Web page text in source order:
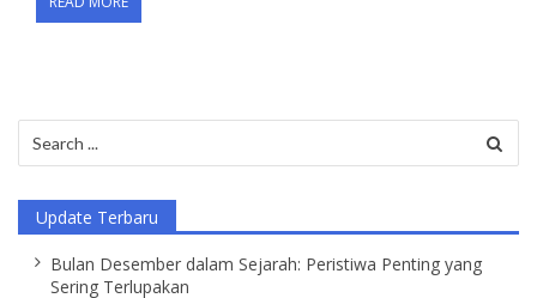
for:
Update Terbaru
Bulan Desember dalam Sejarah: Peristiwa Penting yang
Sering Terlupakan